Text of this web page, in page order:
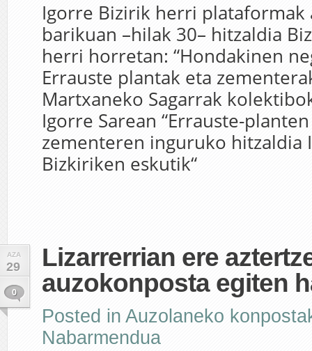
Igorre Bizirik herri plataformak
barikuan –hilak 30– hitzaldia
herri horretan: “Hondakinen
Errauste plantak eta
Martxaneko Sagarrak
Igorre Sarean “Errauste-
zementeren inguruko hitzaldia
Bizkiriken eskutik“
AZA
29
0
Lizarrerrian ere
auzokonposta egiten
Posted in Auzolaneko
Nabarmendua